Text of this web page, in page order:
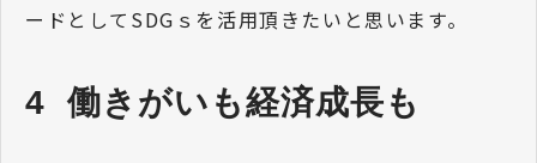
ードとしてSDGｓを活用頂きたいと思います。
4  働きがいも経済成長も